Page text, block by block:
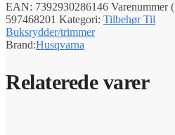
EAN: 7392930286146 Varenummer
597468201 Kategori: Tilbehør Til
Buksrydder/trimmer
Brand:Husqvarna
Relaterede varer